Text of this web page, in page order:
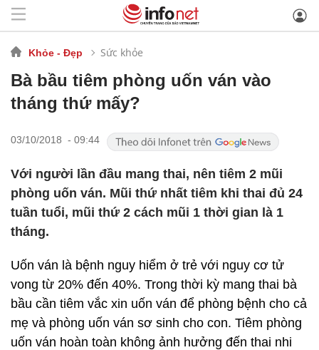
Khỏe - Đẹp Sức khỏe
Bà bầu tiêm phòng uốn ván vào
tháng thứ mấy?
03/10/2018 - 09:44
Với người lần đầu mang thai, nên tiêm 2 mũi
phòng uốn ván. Mũi thứ nhất tiêm khi thai đủ 24
tuần tuổi, mũi thứ 2 cách mũi 1 thời gian là 1
tháng.
Uốn ván là bệnh nguy hiểm ở trẻ với nguy cơ tử
vong từ 20% đến 40%. Trong thời kỳ mang thai bà
bầu cần tiêm vắc xin uốn ván để phòng bệnh cho cả
mẹ và phòng uốn ván sơ sinh cho con. Tiêm phòng
uốn ván hoàn toàn không ảnh hưởng đến thai nhi